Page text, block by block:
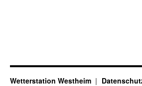
Wetterstation Westheim